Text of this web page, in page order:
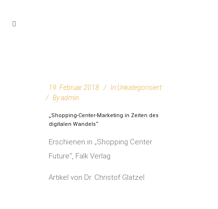
19. Februar 2018 In Unkategorisiert
Byadmin
„Shopping-Center-Marketing in Zeiten des
digitalen Wandels“
Erschienen in „Shopping Center
Future“, Falk Verlag
Artikel von Dr. Christof Glatzel